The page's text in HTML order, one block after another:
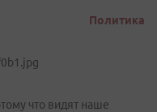
Политика
что видят наше